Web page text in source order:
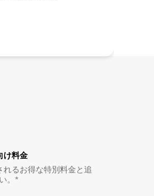
け料金
るお得な特別料金と追
。*